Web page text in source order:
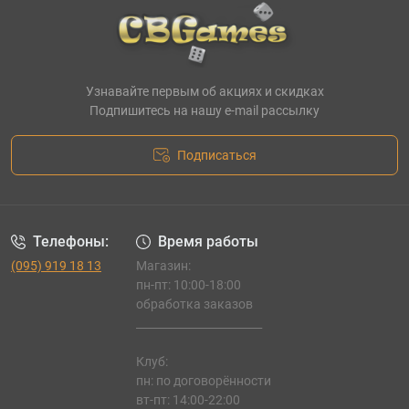
Узнавайте первым об акциях и скидках
Подпишитесь на нашу e-mail рассылку
Подписаться
Телефоны:
(095) 919 18 13
Время работы
Магазин:
пн-пт: 10:00-18:00
обработка заказов
Клуб:
пн: по договорённости
вт-пт: 14:00-22:00